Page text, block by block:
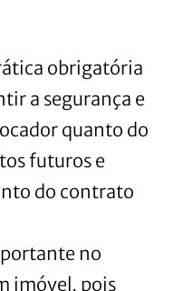
obrigatória
a segurança e
quanto do
futuros e
do contrato
no
imóvel, pois